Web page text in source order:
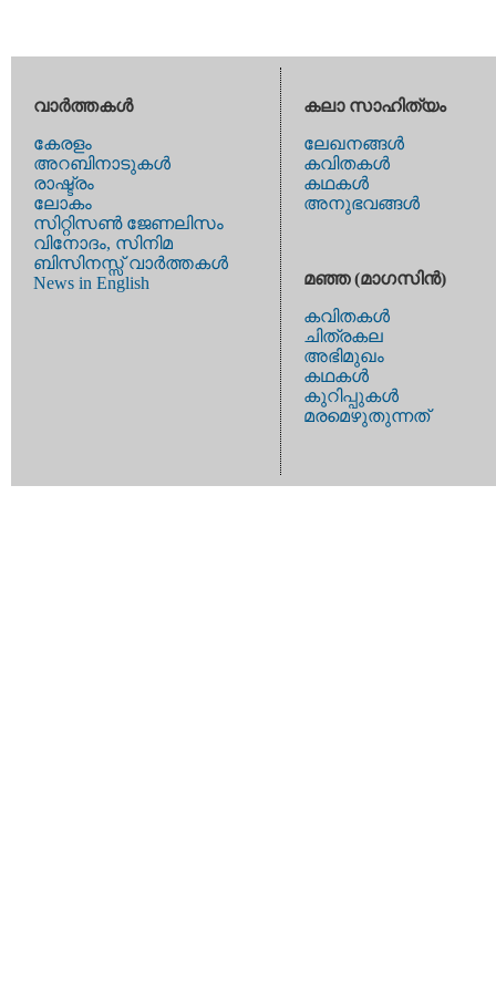
വാര്‍ത്തകള്‍
കേരളം
അറബിനാടുകള്‍
രാഷ്ട്രം
ലോകം
സിറ്റിസണ്‍ ജേണലിസം
വിനോദം, സിനിമ
ബിസിനസ്സ് വാര്‍ത്തകള്‍
News in English
കലാ സാഹിത്യം
ലേഖനങ്ങള്‍
കവിതകള്‍
കഥകള്‍
അനുഭവങ്ങള്‍
മഞ്ഞ (മാഗസിന്‍)
കവിതകള്‍
ചിത്രകല
അഭിമുഖം
കഥകള്‍
കുറിപ്പുകള്‍
മരമെഴുതുന്നത്